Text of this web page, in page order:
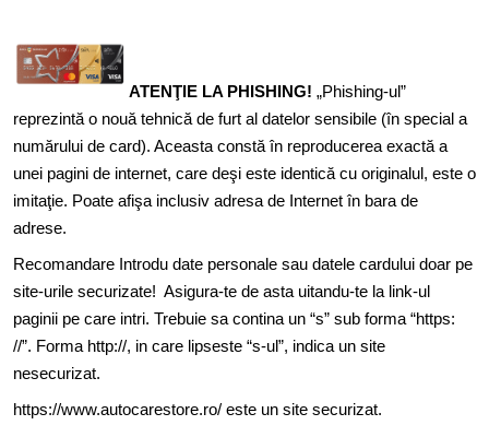
ATENŢIE LA PHISHING! „Phishing-ul”
reprezintă o nouă tehnică de furt al datelor sensibile (în special a
numărului de card). Aceasta constă în reproducerea exactă a
unei pagini de internet, care deşi este identică cu originalul, este o
imitaţie. Poate afişa inclusiv adresa de Internet în bara de
adrese.
Recomandare Introdu date personale sau datele cardului doar pe
site-urile securizate! Asigura-te de asta uitandu-te la link-ul
paginii pe care intri. Trebuie sa contina un “s” sub forma “https:
//”. Forma http://, in care lipseste “s-ul”, indica un site
nesecurizat.
https://www.autocarestore.ro/ este un site securizat.